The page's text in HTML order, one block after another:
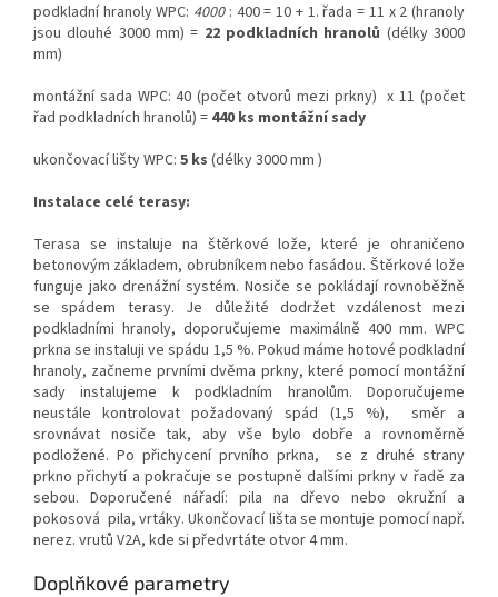
podkladní hranoly WPC: 4000 : 400 = 10 + 1. řada = 11 x 2 (hranoly
jsou dlouhé 3000 mm) = 22 podkladních hranolů (délky 3000
mm)
montážní sada WPC: 40 (počet otvorů mezi prkny) x 11 (počet
řad podkladních hranolů) = 440 ks montážní sady
ukončovací lišty WPC: 5 ks (délky 3000 mm )
Instalace celé terasy:
Terasa se instaluje na štěrkové lože, které je ohraničeno
betonovým základem, obrubníkem nebo fasádou. Štěrkové lože
funguje jako drenážní systém. Nosiče se pokládají rovnoběžně
se spádem terasy. Je důležité dodržet vzdálenost mezi
podkladními hranoly, doporučujeme maximálně 400 mm. WPC
prkna se instaluji ve spádu 1,5 %. Pokud máme hotové podkladní
hranoly, začneme prvními dvěma prkny, které pomocí montážní
sady instalujeme k podkladním hranolům. Doporučujeme
neustále kontrolovat požadovaný spád (1,5 %), směr a
srovnávat nosiče tak, aby vše bylo dobře a rovnoměrně
podložené. Po přichycení prvního prkna, se z druhé strany
prkno přichytí a pokračuje se postupně dalšími prkny v řadě za
sebou. Doporučené nářadí: pila na dřevo nebo okružní a
pokosová pila, vrtáky. Ukončovací lišta se montuje pomocí např.
nerez. vrutů V2A, kde si předvrtáte otvor 4 mm.
Doplňkové parametry